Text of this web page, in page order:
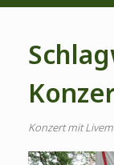
Konzert mit